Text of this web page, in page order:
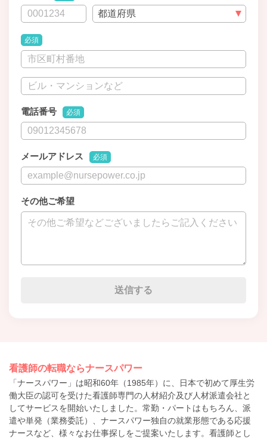
必須
電話番号 必須
メールアドレス 必須
その他ご希望
看護師の転職ならナースパワー
「ナースパワー」は昭和60年（1985年）に、日本で初めて厚生労
働大臣の認可を受けた看護師専門の人材紹介及び人材派遣会社と
してサービスを開始いたしました。常勤・パートはもちろん、派
遣や単発（業務委託）、ナースパワー独自の就業形態である応援
ナースなど、様々なお仕事探しをご提案いたします。看護師とし